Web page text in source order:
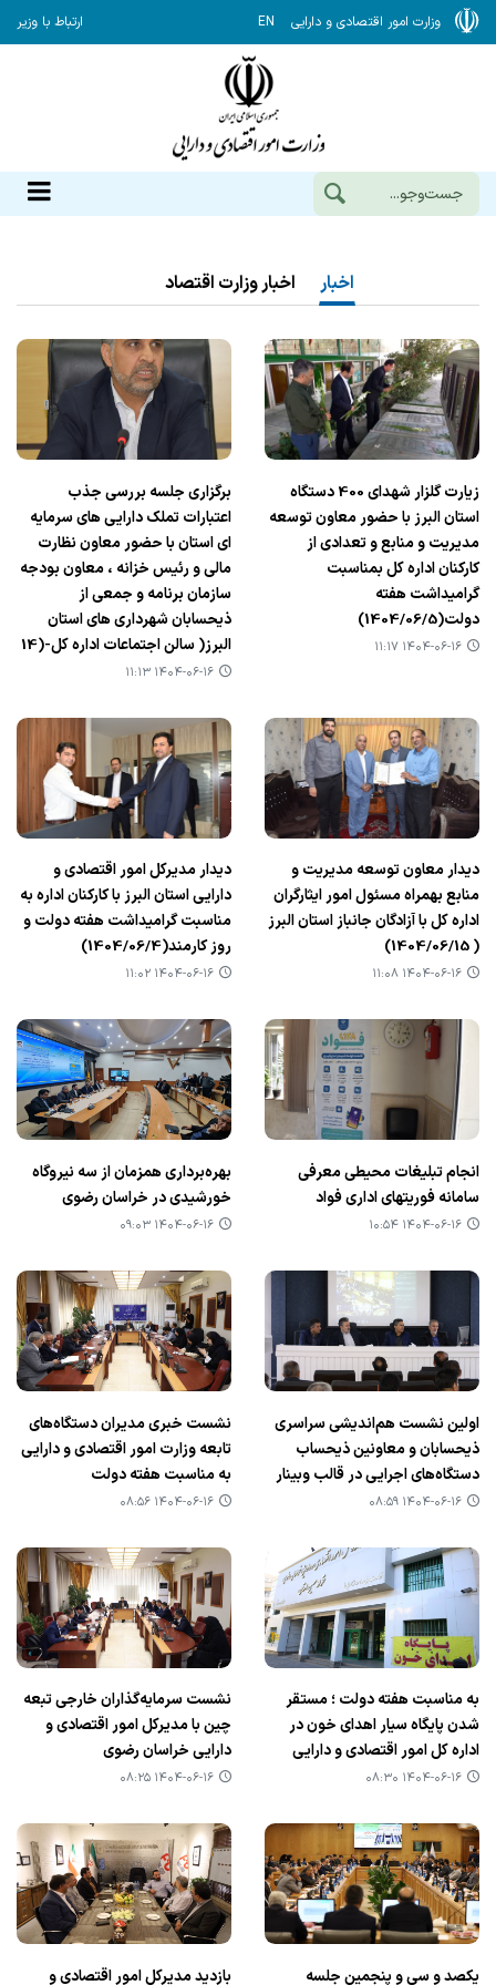
وزارت امور اقتصادی و دارایی EN ارتباط با وزیر
اخبار اخبار وزارت اقتصاد
زیارت گلزار شهدای 400 دستگاه
استان البرز با حضور معاون توسعه
مدیریت و منابع و تعدادی از
کارکنان اداره کل بمناسبت
گرامیداشت هفته
دولت(1404/06/5)
۱۴۰۴-۰۶-۱۶ ۱۱:۱۷
برگزاری جلسه بررسی جذب
اعتبارات تملک دارایی های سرمایه
ای استان با حضور معاون نظارت
مالی و رئیس خزانه ، معاون بودجه
سازمان برنامه و جمعی از
ذیحسابان شهرداری های استان
البرز( سالن اجتماعات اداره کل-(14
۱۴۰۴-۰۶-۱۶ ۱۱:۱۳
دیدار معاون توسعه مدیریت و
منابع بهمراه مسئول امور ایثارگران
اداره کل با آزادگان جانباز استان البرز
( 1404/06/15)
۱۴۰۴-۰۶-۱۶ ۱۱:۰۸
دیدار مدیرکل امور اقتصادی و
دارایی استان البرز با کارکنان اداره به
مناسبت گرامیداشت هفته دولت و
روز کارمند(1404/06/4)
۱۴۰۴-۰۶-۱۶ ۱۱:۰۲
انجام تبلیغات محیطی معرفی
سامانه فوریتهای اداری فواد
۱۴۰۴-۰۶-۱۶ ۱۰:۵۴
بهره‌برداری همزمان از سه نیروگاه
خورشیدی در خراسان رضوی
۱۴۰۴-۰۶-۱۶ ۰۹:۰۳
اولین نشست هم‌اندیشی سراسری
ذیحسابان و معاونین ذیحساب
دستگاه‌های اجرایی در قالب وبینار
۱۴۰۴-۰۶-۱۶ ۰۸:۵۹
نشست خبری مدیران دستگاه‌های
تابعه وزارت امور اقتصادی و دارایی
به مناسبت هفته دولت
۱۴۰۴-۰۶-۱۶ ۰۸:۵۶
به مناسبت هفته دولت ؛ مستقر
شدن پایگاه سیار اهدای خون در
اداره کل امور اقتصادی و دارایی
۱۴۰۴-۰۶-۱۶ ۰۸:۳۰
نشست سرمایه‌گذاران خارجی تبعه
چین با مدیرکل امور اقتصادی و
دارایی خراسان رضوی
۱۴۰۴-۰۶-۱۶ ۰۸:۲۵
یکصد و سی و پنجمین جلسه بازدید مدیرکل امور اقتصادی و